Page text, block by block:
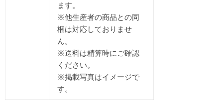
ます。
※他生産者の商品との同
梱は対応しておりませ
ん。
※送料は精算時にご確認
ください。
※掲載写真はイメージで
す。